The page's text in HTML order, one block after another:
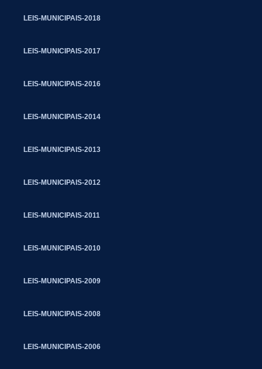
LEIS-MUNICIPAIS-2018
LEIS-MUNICIPAIS-2017
LEIS-MUNICIPAIS-2016
LEIS-MUNICIPAIS-2014
LEIS-MUNICIPAIS-2013
LEIS-MUNICIPAIS-2012
LEIS-MUNICIPAIS-2011
LEIS-MUNICIPAIS-2010
LEIS-MUNICIPAIS-2009
LEIS-MUNICIPAIS-2008
LEIS-MUNICIPAIS-2006